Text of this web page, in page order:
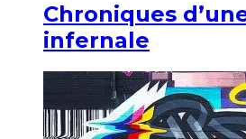
Chroniques
infernale